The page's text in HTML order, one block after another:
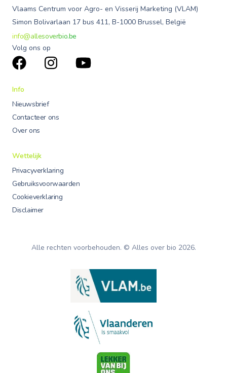
Vlaams Centrum voor Agro- en Visserij Marketing (VLAM)
Simon Bolivarlaan 17 bus 411, B-1000 Brussel, België
info@allesoverbio.be
Volg ons op
Info
Nieuwsbrief
Contacteer ons
Over ons
Wettelijk
Privacyverklaring
Gebruiksvoorwaarden
Cookieverklaring
Disclaimer
Alle rechten voorbehouden. © Alles over bio 2026.